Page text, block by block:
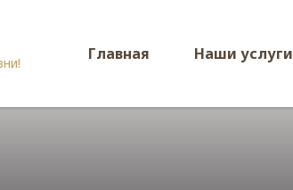
Главная Наши услуги